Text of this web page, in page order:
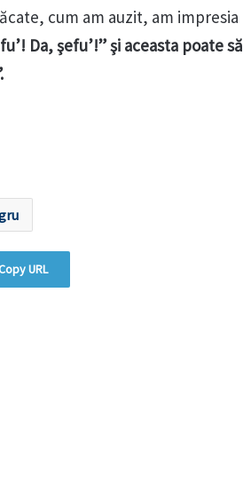
cum am auzit, am impresia
Da, şefu’!” şi aceasta poate să
URL